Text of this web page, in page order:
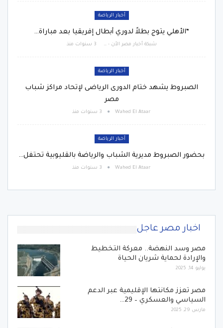
أخبار الرياضة
“الأهلي يتوج بطلاً لدوري أبطال إفريقيا بعد مباراة…
شبكة أخبار مصر الأن - Egypt News Network Now 3 سنوات منذ
أخبار الرياضة
الصبروط يشهد ختام الدورى الرياضى لإتحاد مراكز شباب
مصر
Wahed El Ataar 3 سنوات منذ
أخبار الرياضة
بحضور الصبروط مديرية الشباب والرياضة بالقليوبية تحتفل…
Wahed El Ataar 3 سنوات منذ
اخبار مصر عاجل
مصر وسد النهضة.. معركة التخطيط
والإرادة لحماية شريان الحياة
يوليو 14, 2025
مصر تعزز مكانتها الإقليمية عبر الدعم
السياسي والعسكري – 29…
مارس 29, 2025